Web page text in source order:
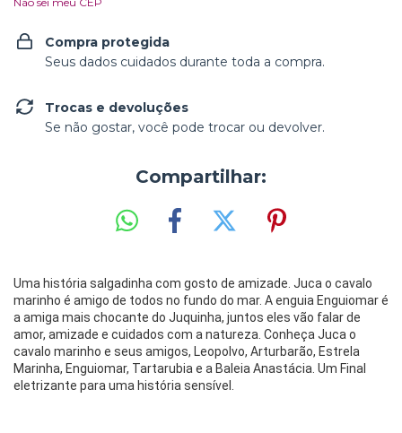
Compra protegida
Seus dados cuidados durante toda a compra.
Trocas e devoluções
Se não gostar, você pode trocar ou devolver.
Compartilhar:
Uma história salgadinha com gosto de amizade. Juca o cavalo
marinho é amigo de todos no fundo do mar. A enguia Enguiomar é
a amiga mais chocante do Juquinha, juntos eles vão falar de
amor, amizade e cuidados com a natureza. Conheça Juca o
cavalo marinho e seus amigos, Leopolvo, Arturbarão, Estrela
Marinha, Enguiomar, Tartarubia e a Baleia Anastácia. Um Final
eletrizante para uma história sensível.